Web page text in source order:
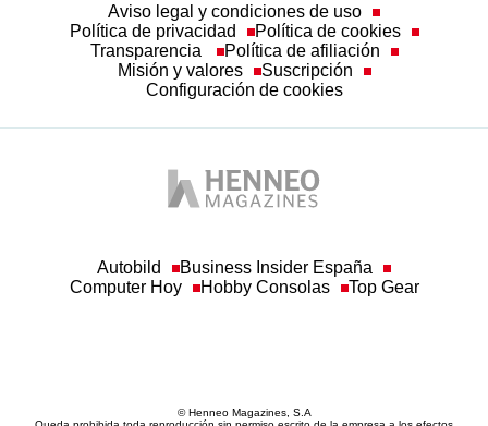
Aviso legal y condiciones de uso
Política de privacidad
Política de cookies
Transparencia
Política de afiliación
Misión y valores
Suscripción
Configuración de cookies
Autobild
Business Insider España
Computer Hoy
Hobby Consolas Top Gear
© Henneo Magazines, S.A